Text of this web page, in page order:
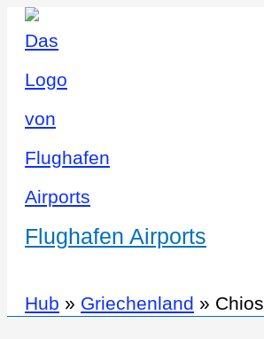
Flughafen Airports
Hub » Griechenland » Chios